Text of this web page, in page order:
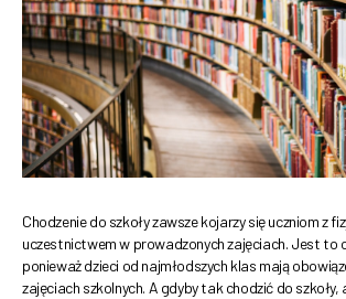
Chodzenie do szkoły zawsze kojarzy się uczniom z
uczestnictwem w prowadzonych zajęciach. Jest to
ponieważ dzieci od najmłodszych klas mają
zajęciach szkolnych. A gdyby tak chodzić do szkoły,